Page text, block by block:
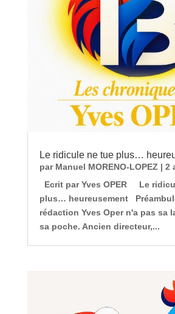
Le ridicule ne tue plus…
par Manuel MORENO-LOPEZ | 2
Ecrit par Yves OPER Le
plus… heureusement
rédaction Yves Oper n'a pas sa
sa poche. Ancien directeur,...